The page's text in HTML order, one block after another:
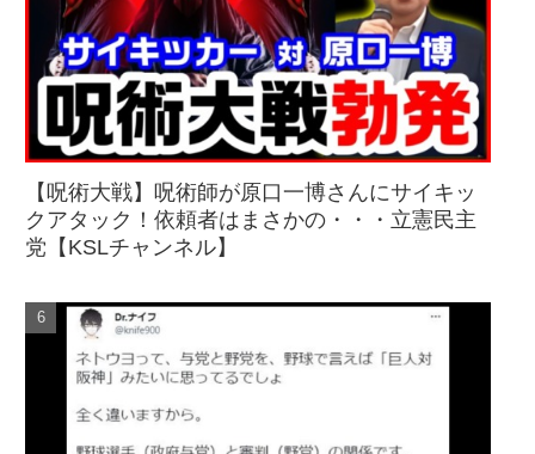
【呪術大戦】呪術師が原口一博さんにサイキッ
クアタック！依頼者はまさかの・・・立憲民主
党【KSLチャンネル】